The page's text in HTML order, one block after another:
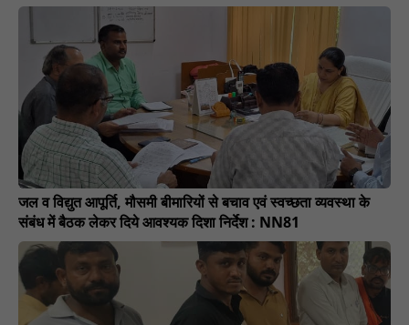
जल व विद्युत आपूर्ति, मौसमी बीमारियों से बचाव एवं स्वच्छता व्यवस्था के
संबंध में बैठक लेकर दिये आवश्यक दिशा निर्देश : NN81